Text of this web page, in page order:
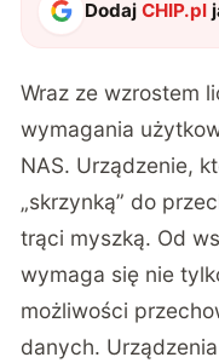
DodajCHIP.pl
Wraz ze wzrostem
wymagania
NAS. Urządzenie,
„skrzynką” do
trąci myszką. Od
wymaga się nie
możliwości
danych.